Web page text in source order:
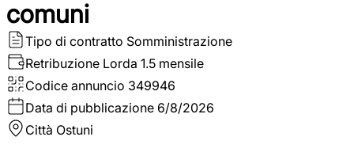
comuni
Tipo di contratto Somministrazione
Retribuzione Lorda 1.5 mensile
Codice annuncio 349946
Data di pubblicazione 6/8/2026
Città Ostuni